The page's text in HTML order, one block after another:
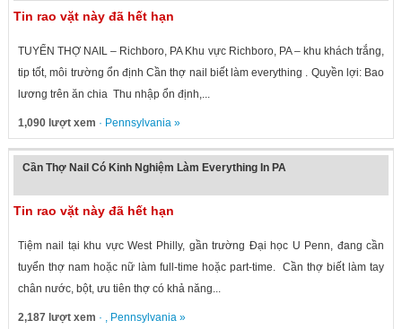
Tin rao vặt này đã hết hạn
TUYỂN THỢ NAIL – Richboro, PA Khu vực Richboro, PA – khu khách trắng,
tip tốt, môi trường ổn định Cần thợ nail biết làm everything . Quyền lợi: Bao
lương trên ăn chia Thu nhập ổn định,...
1,090 lượt xem · Pennsylvania»
Cần Thợ Nail Có Kinh Nghiệm Làm Everything In PA
Tin rao vặt này đã hết hạn
Tiệm nail tại khu vực West Philly, gần trường Đại học U Penn, đang cần
tuyển thợ nam hoặc nữ làm full-time hoặc part-time. Cần thợ biết làm tay
chân nước, bột, ưu tiên thợ có khả năng...
2,187 lượt xem · , Pennsylvania»